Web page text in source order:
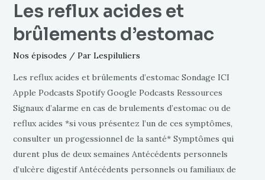
Les reflux acides et
brûlements d’estomac
Nos épisodes / Par Lespiluliers
Les reflux acides et brûlements d’estomac Sondage ICI
Apple Podcasts Spotify Google Podcasts Ressources
Signaux d’alarme en cas de brulements d’estomac ou de
reflux acides *si vous présentez l’un de ces symptômes,
consulter un progessionnel de la santé* Symptômes qui
durent plus de deux semaines Antécédents personnels
d’ulcère digestif Antécédents personnels ou familiaux de